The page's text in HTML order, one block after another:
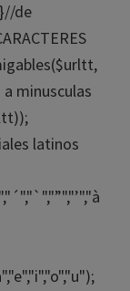
de
minusculas
latinos